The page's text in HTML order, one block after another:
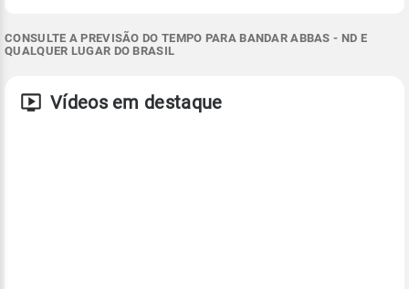
CONSULTE A PREVISÃO DO TEMPO PARA BANDAR ABBAS - ND E
QUALQUER LUGAR DO BRASIL
Vídeos em destaque